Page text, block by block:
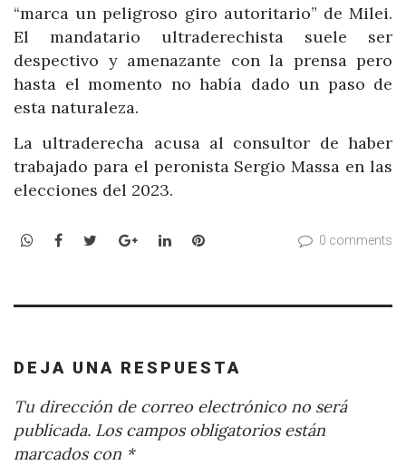
“marca un peligroso giro autoritario” de Milei.
El mandatario ultraderechista suele ser
despectivo y amenazante con la prensa pero
hasta el momento no había dado un paso de
esta naturaleza.
La ultraderecha acusa al consultor de haber
trabajado para el peronista Sergio Massa en las
elecciones del 2023.
WhatsApp
Facebook
TwitterGoogle+LinkedInPinterest 0 comments
DEJA UNA RESPUESTA
Tu dirección de correo electrónico no será
publicada. Los campos obligatorios están
marcados con *